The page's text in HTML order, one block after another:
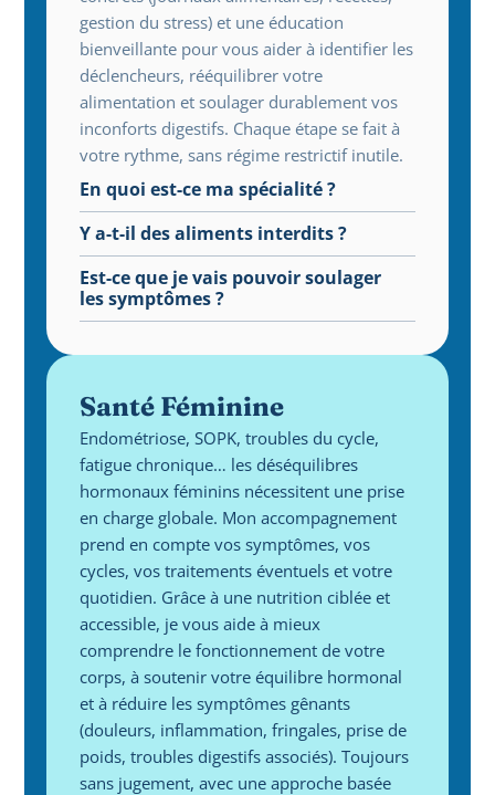
gestion du stress) et une éducation
bienveillante pour vous aider à identifier les
déclencheurs, rééquilibrer votre
alimentation et soulager durablement vos
inconforts digestifs. Chaque étape se fait à
votre rythme, sans régime restrictif inutile.
En quoi est-ce ma spécialité ?
Y a-t-il des aliments interdits ?
Est-ce que je vais pouvoir soulager
les symptômes ?
Santé Féminine
Endométriose, SOPK, troubles du cycle,
fatigue chronique… les déséquilibres
hormonaux féminins nécessitent une prise
en charge globale. Mon accompagnement
prend en compte vos symptômes, vos
cycles, vos traitements éventuels et votre
quotidien. Grâce à une nutrition ciblée et
accessible, je vous aide à mieux
comprendre le fonctionnement de votre
corps, à soutenir votre équilibre hormonal
et à réduire les symptômes gênants
(douleurs, inflammation, fringales, prise de
poids, troubles digestifs associés). Toujours
sans jugement, avec une approche basée